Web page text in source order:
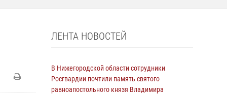
ЛЕНТА НОВОСТЕЙ
В Нижегородской области сотрудники
Росгвардии почтили память святого
равноапостольного князя Владимира